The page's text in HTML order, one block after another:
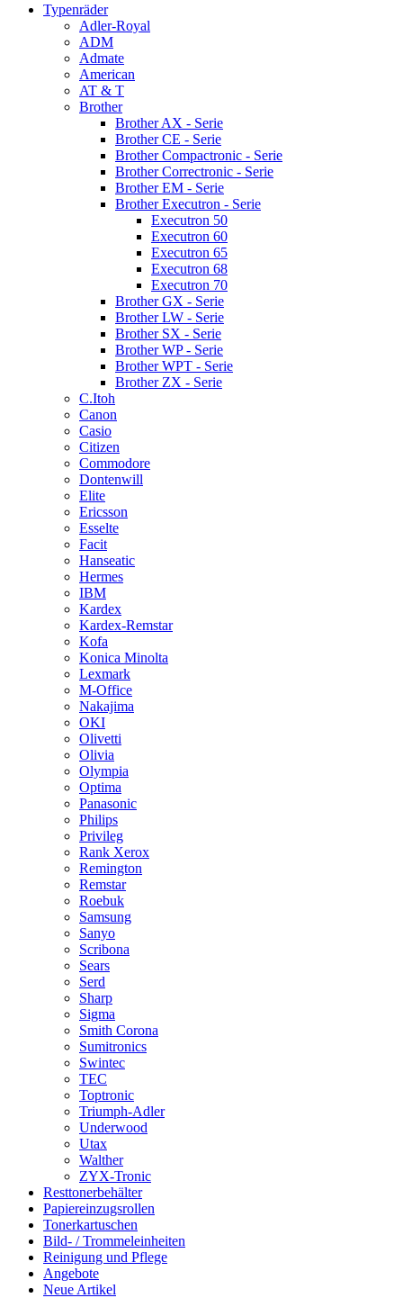
Typenräder
Adler-Royal
ADM
Admate
American
AT & T
Brother
Brother AX - Serie
Brother CE - Serie
Brother Compactronic - Serie
Brother Correctronic - Serie
Brother EM - Serie
Brother Executron - Serie
Executron 50
Executron 60
Executron 65
Executron 68
Executron 70
Brother GX - Serie
Brother LW - Serie
Brother SX - Serie
Brother WP - Serie
Brother WPT - Serie
Brother ZX - Serie
C.Itoh
Canon
Casio
Citizen
Commodore
Dontenwill
Elite
Ericsson
Esselte
Facit
Hanseatic
Hermes
IBM
Kardex
Kardex-Remstar
Kofa
Konica Minolta
Lexmark
M-Office
Nakajima
OKI
Olivetti
Olivia
Olympia
Optima
Panasonic
Philips
Privileg
Rank Xerox
Remington
Remstar
Roebuk
Samsung
Sanyo
Scribona
Sears
Serd
Sharp
Sigma
Smith Corona
Sumitronics
Swintec
TEC
Toptronic
Triumph-Adler
Underwood
Utax
Walther
ZYX-Tronic
Resttonerbehälter
Papiereinzugsrollen
Tonerkartuschen
Bild- / Trommeleinheiten
Reinigung und Pflege
Angebote
Neue Artikel